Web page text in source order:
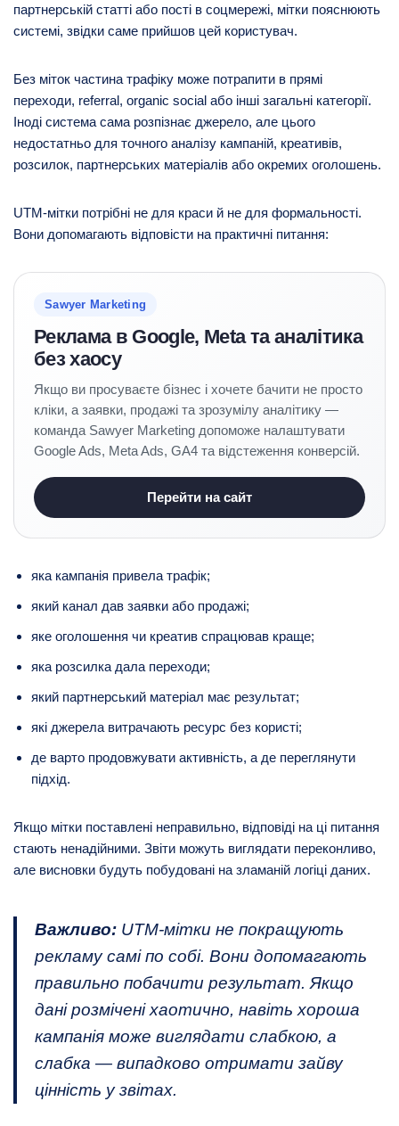
партнерській статті або пості в соцмережі, мітки пояснюють
системі, звідки саме прийшов цей користувач.
Без міток частина трафіку може потрапити в прямі
переходи, referral, organic social або інші загальні категорії.
Іноді система сама розпізнає джерело, але цього
недостатньо для точного аналізу кампаній, креативів,
розсилок, партнерських матеріалів або окремих оголошень.
UTM-мітки потрібні не для краси й не для формальності.
Вони допомагають відповісти на практичні питання:
Sawyer Marketing
Реклама в Google, Meta та аналітика
без хаосу
Якщо ви просуваєте бізнес і хочете бачити не просто
кліки, а заявки, продажі та зрозумілу аналітику —
команда Sawyer Marketing допоможе налаштувати
Google Ads, Meta Ads, GA4 та відстеження конверсій.
Перейти на сайт
яка кампанія привела трафік;
який канал дав заявки або продажі;
яке оголошення чи креатив спрацював краще;
яка розсилка дала переходи;
який партнерський матеріал має результат;
які джерела витрачають ресурс без користі;
де варто продовжувати активність, а де переглянути
підхід.
Якщо мітки поставлені неправильно, відповіді на ці питання
стають ненадійними. Звіти можуть виглядати переконливо,
але висновки будуть побудовані на зламаній логіці даних.
Важливо: UTM-мітки не покращують
рекламу самі по собі. Вони допомагають
правильно побачити результат. Якщо
дані розмічені хаотично, навіть хороша
кампанія може виглядати слабкою, а
слабка — випадково отримати зайву
цінність у звітах.